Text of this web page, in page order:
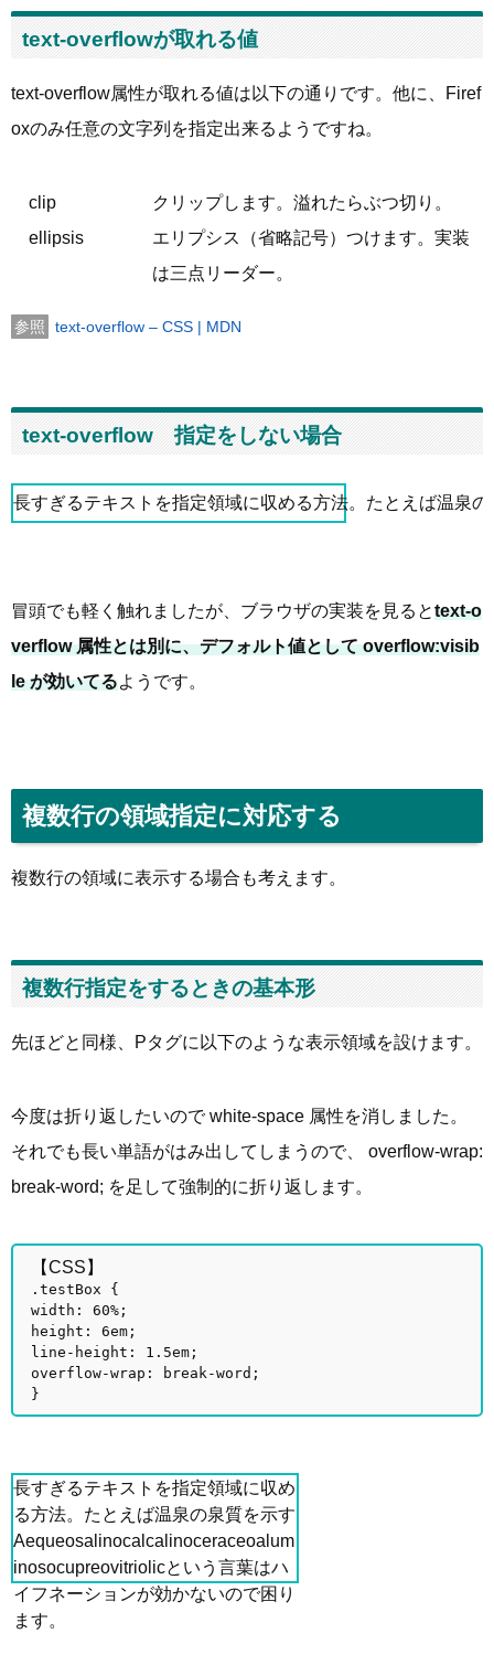
text-overflowが取れる値
text-overflow属性が取れる値は以下の通りです。他に、Firef
oxのみ任意の文字列を指定出来るようですね。
clip
クリップします。溢れたらぶつ切り。
ellipsis
エリプシス（省略記号）つけます。実装
は三点リーダー。
text-overflow – CSS | MDN
text-overflow 指定をしない場合
長すぎるテキストを指定領域に収める方法。たとえば温泉
冒頭でも軽く触れましたが、ブラウザの実装を見るとtext-o
verflow 属性とは別に、デフォルト値として overflow:visib
le が効いてるようです。
複数行の領域指定に対応する
複数行の領域に表示する場合も考えます。
複数行指定をするときの基本形
先ほどと同様、Pタグに以下のような表示領域を設けます。
今度は折り返したいので white-space 属性を消しました。
それでも長い単語がはみ出してしまうので、 overflow-wrap:
break-word; を足して強制的に折り返します。
【CSS】
.testBox {
width: 60%;
height: 6em;
line-height: 1.5em;
overflow-wrap: break-word;
}
長すぎるテキストを指定領域に収め
る方法。たとえば温泉の泉質を示す
Aequeosalinocalcalinoceraceoalum
inosocupreovitriolicという言葉はハ
イフネーションが効かないので困り
ます。